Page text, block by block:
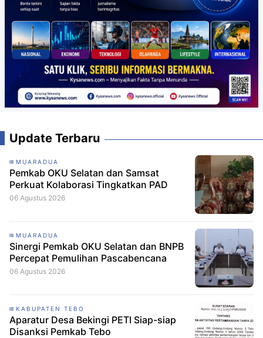
Update Terbaru
MUARADUA
Pemkab OKU Selatan dan Samsat
Perkuat Kolaborasi Tingkatkan PAD
06 Agustus 2026
MUARADUA
Sinergi Pemkab OKU Selatan dan BNPB
Percepat Pemulihan Pascabencana
06 Agustus 2026
KABUPATEN TEBO
Aparatur Desa Bekingi PETI Siap-siap
Disanksi Pemkab Tebo